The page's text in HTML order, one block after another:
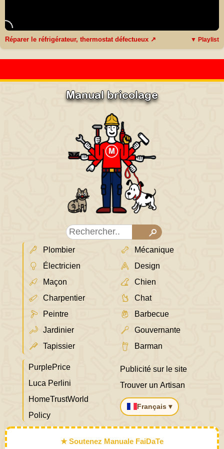
Réparer le réfrigérateur, thermostat défectueux ↗ ▼ Playlist
Manual bricolage
Plombier
Électricien
Maçon
Charpentier
Peintre
Jardinier
Tapissier
Mécanique
Design
Chien
Chat
Barbecue
Gouvernante
Barman
PurplePrice
Luca Perlini
HomeTrustWorld
Policy
Publicité sur le site
Trouver un Artisan
Français ▾
★ Soutenez Manuale FaiDaTe